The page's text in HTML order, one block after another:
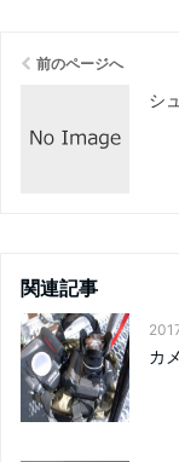
前のページへ
シ
関連記事
カ